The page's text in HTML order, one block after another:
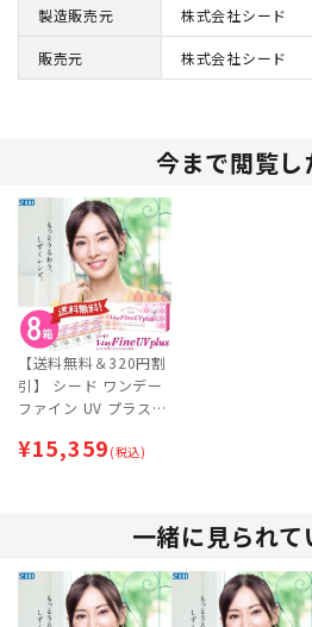
製造販売元 株式会社シード
販売元 株式会社シード
今まで閲覧し
【送料無料＆320円割
引】 シード ワンデー
ファイン UV プラス
lus) 30枚入×8箱セッ
¥15,359 (税込)
一緒に見られ